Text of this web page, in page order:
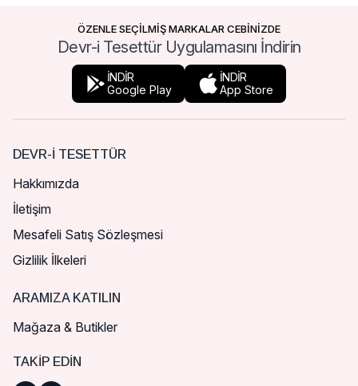
ÖZENLE SEÇİLMİŞ MARKALAR CEBİNİZDE
Devr-i Tesettür Uygulamasını İndirin
İNDİR
Google Play
İNDİR
App Store
DEVR-I TESETTÜR
Hakkımızda
İletişim
Mesafeli Satış Sözleşmesi
Gizlilik İlkeleri
ARAMIZA KATILIN
Mağaza & Butikler
TAKIP EDIN